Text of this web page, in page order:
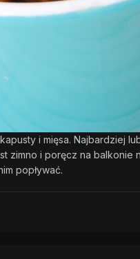
i mięsa. Najbardziej
i poręcz na balkonie
popływać.